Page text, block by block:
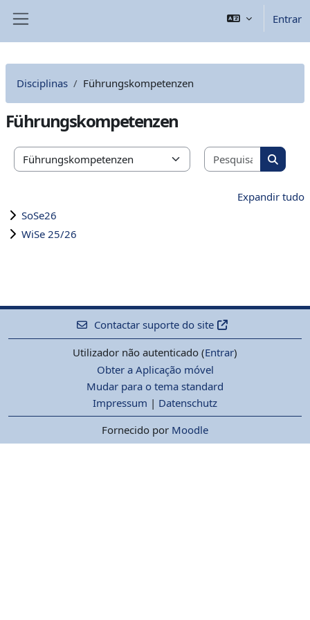
Entrar
Disciplinas Führungskompetenzen
Führungskompetenzen
Categorias de disciplinas
Expandir tudo
SoSe26
WiSe 25/26
Contactar suporte do site
Utilizador não autenticado (Entrar)
Obter a Aplicação móvel
Mudar para o tema standard
Impressum | Datenschutz
Fornecido por Moodle